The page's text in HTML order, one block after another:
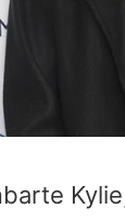
Kylie